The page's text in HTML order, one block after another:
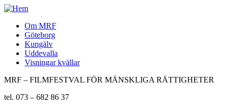
Om MRF
Göteborg
Kungälv
Uddevalla
Visningar kvällar
MRF – FILMFESTVAL FÖR MÄNSKLIGA RÄTTIGHETER
tel. 073 – 682 86 37